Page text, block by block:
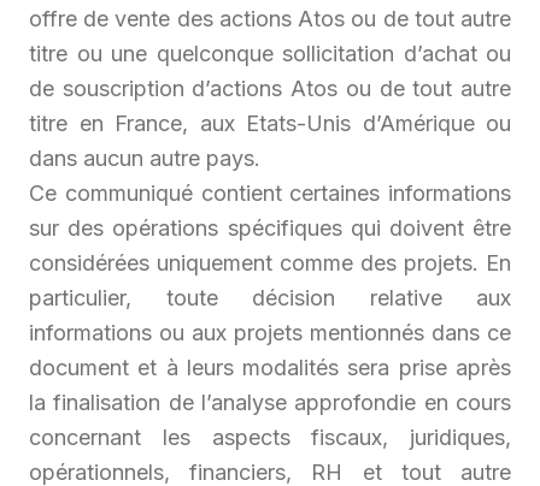
offre de vente des actions Atos ou de tout autre
titre ou une quelconque sollicitation d’achat ou
de souscription d’actions Atos ou de tout autre
titre en France, aux Etats-Unis d’Amérique ou
dans aucun autre pays.
Ce communiqué contient certaines informations
sur des opérations spécifiques qui doivent être
considérées uniquement comme des projets. En
particulier, toute décision relative aux
informations ou aux projets mentionnés dans ce
document et à leurs modalités sera prise après
la finalisation de l’analyse approfondie en cours
concernant les aspects fiscaux, juridiques,
opérationnels, financiers, RH et tout autre